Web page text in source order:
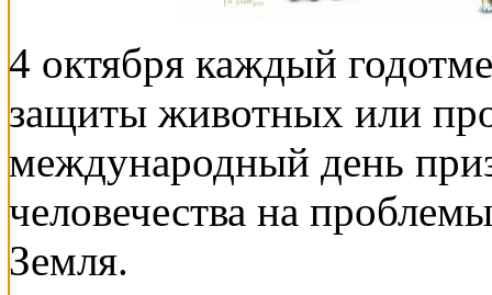
4 октября каждый
защиты животных или
международный день
человечества на
Земля.